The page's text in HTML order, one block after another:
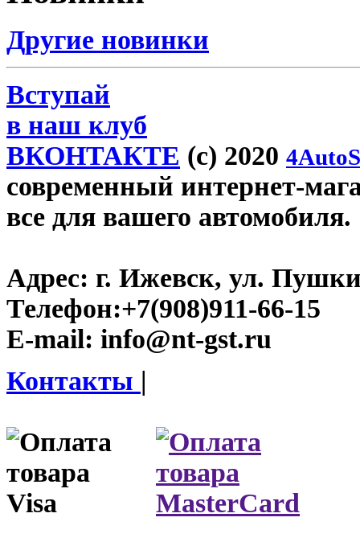
Другие новинки
Вступай
в наш клуб
ВКОНТАКТЕ (c) 2020
современный интернет-
все для вашего автомобиля.
Адрес: г. Ижевск, ул.
Телефон:+7(908)911-66-15
E-mail: info@nt-gst.ru
Контакты |